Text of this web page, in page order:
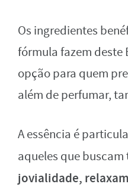
Os ingredientes
fórmula fazem deste
opção para quem
além de perfumar,
A essência é
aqueles que buscam
jovialidade,